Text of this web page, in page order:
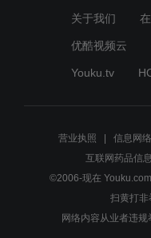
关于我们
优酷视频云
Youku.tv
营业执照 信息网
互联网药品信
©2006-现在
扫黄打非
网络内容从业者违